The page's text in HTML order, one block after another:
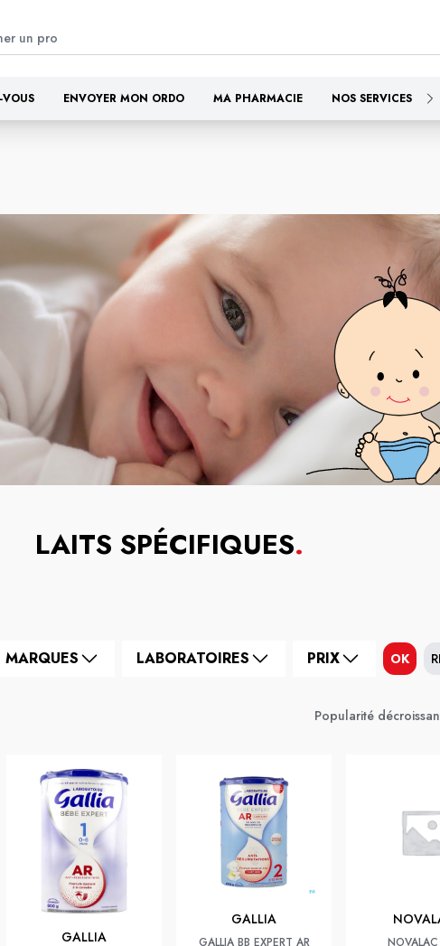
VOUS ENVOYER MON ORDO MA PHARMACIE NOS SERVICES
LAITS SPÉCIFIQUES.
MARQUES LABORATOIRES PRIX OK
GALLIA
GALLIA
GALLIA BB EXPERT AR
NOVALAC